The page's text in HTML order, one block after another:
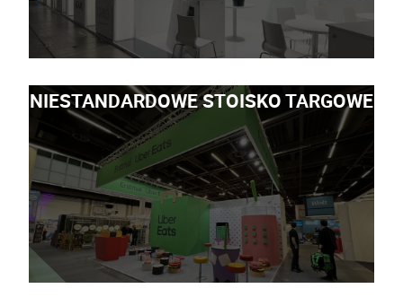
NIESTANDARDOWE STOISKO TARGOWE